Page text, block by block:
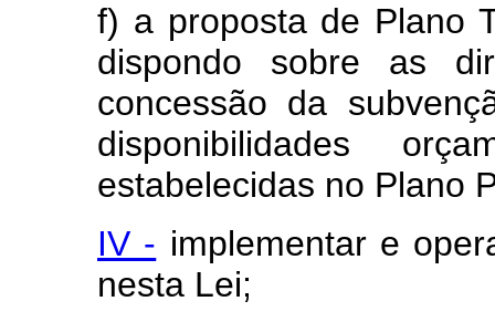
f) a proposta de Plano
dispondo sobre as
concessão da
disponibilidades
estabelecidas no Plano
IV - implementar e
nesta Lei;